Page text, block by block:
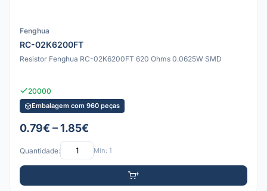
Fenghua
RC-02K6200FT
Resistor Fenghua RC-02K6200FT 620 Ohms 0.0625W SMD
20000
Embalagem com 960 peças
0.79€ – 1.85€
Quantidade: Mín: 1